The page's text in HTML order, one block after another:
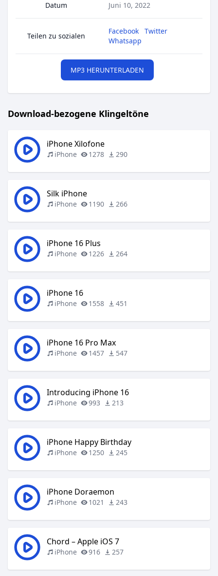
Datum Juni 10, 2022
Teilen zu sozialen
Facebook
Twitter
Whatsapp
MP3 HERUNTERLADEN
Download-bezogene Klingeltöne
iPhone Xilofone
iPhone 1278 290
Silk iPhone
iPhone 1190 266
iPhone 16 Plus
iPhone 1226 264
iPhone 16
iPhone 1558 451
iPhone 16 Pro Max
iPhone 1457 547
Introducing iPhone 16
iPhone 993 213
iPhone Happy Birthday
iPhone 1250 245
iPhone Doraemon
iPhone 1021 243
Chord – Apple iOS 7
iPhone 916 257